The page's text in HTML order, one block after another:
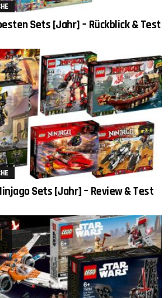
Sets [Jahr] – Rückblick & Test
Sets [Jahr] – Review & Test